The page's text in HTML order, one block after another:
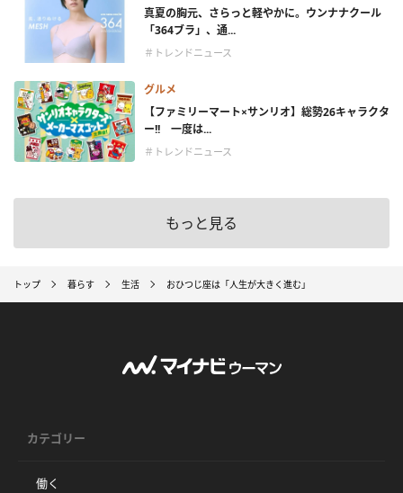
真夏の胸元、さらっと軽やかに。ウンナナクール
「364ブラ」、通...
＃トレンドニュース
グルメ
【ファミリーマート×サンリオ】総勢26キャラクタ
ー!! 一度は...
＃トレンドニュース
もっと見る
トップ 暮らす 生活 おひつじ座は「人生が大きく進む」
カテゴリー
働く